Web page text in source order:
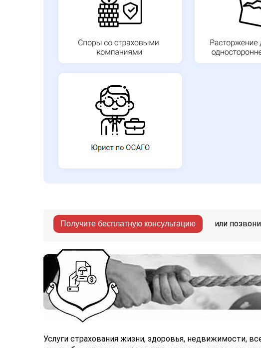
Получите бесплатную консультацию или
Услуги страхования жизни, здоровья, недвижимости,